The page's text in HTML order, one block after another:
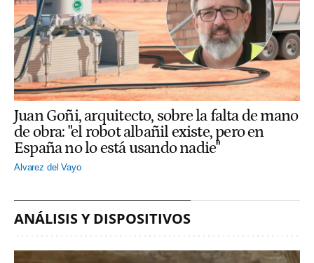
Juan Goñi, arquitecto, sobre la falta de mano
de obra: "el robot albañil existe, pero en
España no lo está usando nadie"
Alvarez del Vayo
ANÁLISIS Y DISPOSITIVOS